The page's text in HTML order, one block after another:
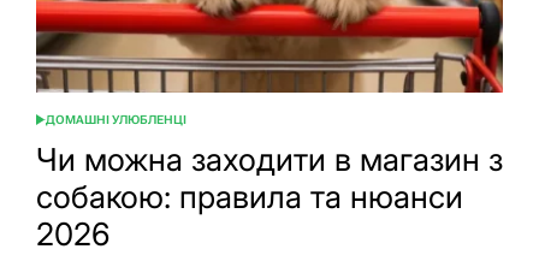
ОПУБЛІКУВАТИ
ДОМАШНІ УЛЮБЛЕНЦІ
Чи можна заходити в магазин з
собакою: правила та нюанси
2026